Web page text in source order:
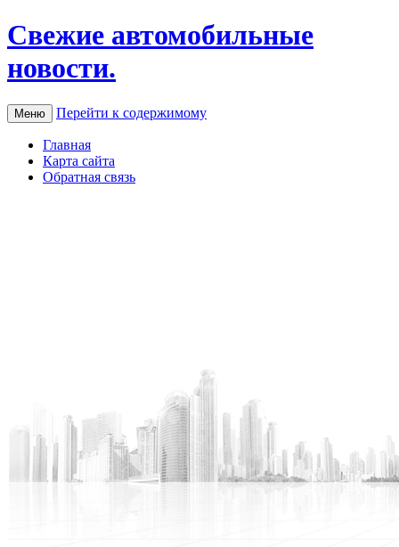
Свежие автомобильные
новости.
Меню Перейти к содержимому
Главная
Карта сайта
Обратная связь